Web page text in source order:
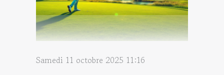
Samedi 11 octobre 2025 11:16